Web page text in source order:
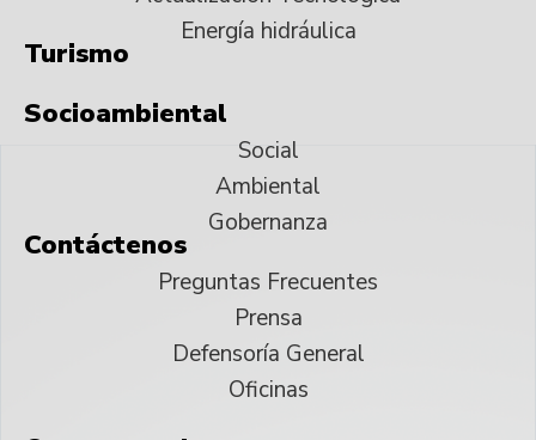
Energía hidráulica
Turismo
Socioambiental
Social
Ambiental
Gobernanza
Contáctenos
Preguntas Frecuentes
Prensa
Defensoría General
Oficinas